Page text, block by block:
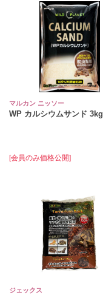
マルカン ニッソー
WP カルシウムサンド 3kg
[会員のみ価格公開]
ジェックス